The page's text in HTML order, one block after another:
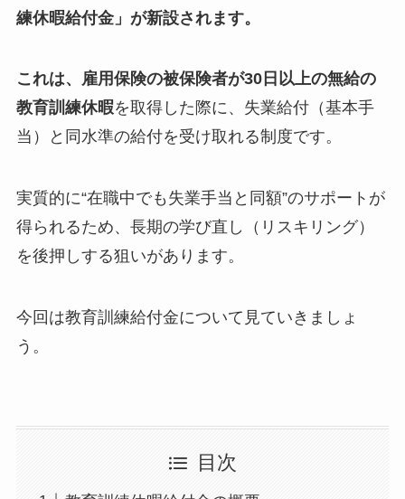
練休暇給付金」 が新設されます。
これは、雇用保険の被保険者が30日以上の無給の
教育訓練休暇を取得した際に、失業給付（基本手
当）と同水準の給付を受け取れる制度です。
実質的に“在職中でも失業手当と同額”のサポートが
得られるため、長期の学び直し（リスキリング）
を後押しする狙いがあります。
今回は教育訓練給付金について見ていきましょ
う。
目次